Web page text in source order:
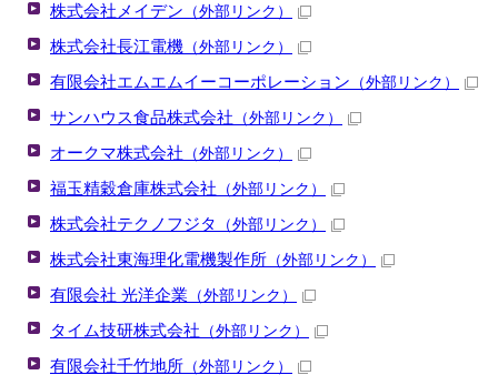
株式会社メイデン （外部リンク）
株式会社長江電機 （外部リンク）
有限会社エムエムイーコーポレーション （外部リンク）
サンハウス食品株式会社 （外部リンク）
オークマ株式会社 （外部リンク）
福玉精穀倉庫株式会社 （外部リンク）
株式会社テクノフジタ （外部リンク）
株式会社東海理化電機製作所 （外部リンク）
有限会社 光洋企業 （外部リンク）
タイム技研株式会社 （外部リンク）
有限会社千竹地所 （外部リンク）